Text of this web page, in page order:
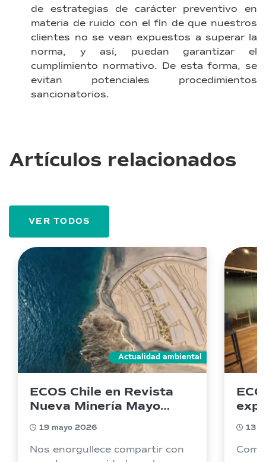
de estrategias de carácter preventivo en
materia de ruido con el fin de que nuestros
clientes no se vean expuestos a superar la
norma, y así, puedan garantizar el
cumplimiento normativo. De esta forma, se
evitan potenciales procedimientos
sancionatorios.
Artículos relacionados
VER TODOS
Actualidad ambiental
ECOS Chile en Revista
Nueva Minería Mayo
19 mayo 2026
Nos enorgullece compartir con
13